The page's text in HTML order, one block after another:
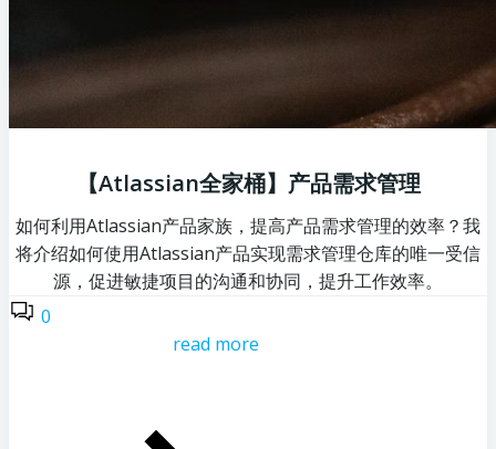
【Atlassian全家桶】产品需求管理
如何利用Atlassian产品家族，提高产品需求管理的效率？我
将介绍如何使用Atlassian产品实现需求管理仓库的唯一受信
源，促进敏捷项目的沟通和协同，提升工作效率。
0
read more